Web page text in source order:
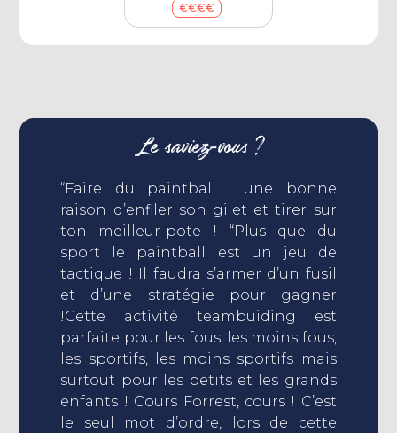
€€€€
Le saviez-vous ?
“Faire du paintball : une bonne
raison d’enfiler son gilet et tirer sur
ton meilleur-pote ! “Plus que du
sport le paintball est un jeu de
tactique ! Il faudra s’armer d’un fusil
et d’une stratégie pour gagner
!Cette activité teambuiding est
parfaite pour les fous, les moins fous,
les sportifs, les moins sportifs mais
surtout pour les petits et les grands
enfants ! Cours Forrest, cours ! C’est
le seul mot d’ordre, lors de cette